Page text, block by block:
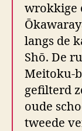
wrokkige
langs de
Shō. De
Meitoku-
gefilterd
oude
tweede